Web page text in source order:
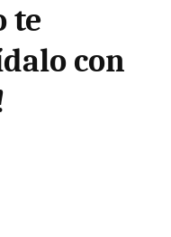
te
con